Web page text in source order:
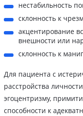
нестабильность
склонность к
акцентирование
внешности или
склонность к
Для пациента с
расстройства
эгоцентризму,
способности к